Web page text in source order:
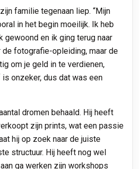
familie tegenaan liep. “Mijn
in het begin moeilijk. Ik heb
gewoond en ik ging terug naar
de fotografie-opleiding, maar de
om je geld in te verdienen,
onzeker, dus dat was een
dromen behaald. Hij heeft
zijn prints, wat een passie
hij op zoek naar de juiste
structuur. Hij heeft nog wel
ga werken zijn workshops